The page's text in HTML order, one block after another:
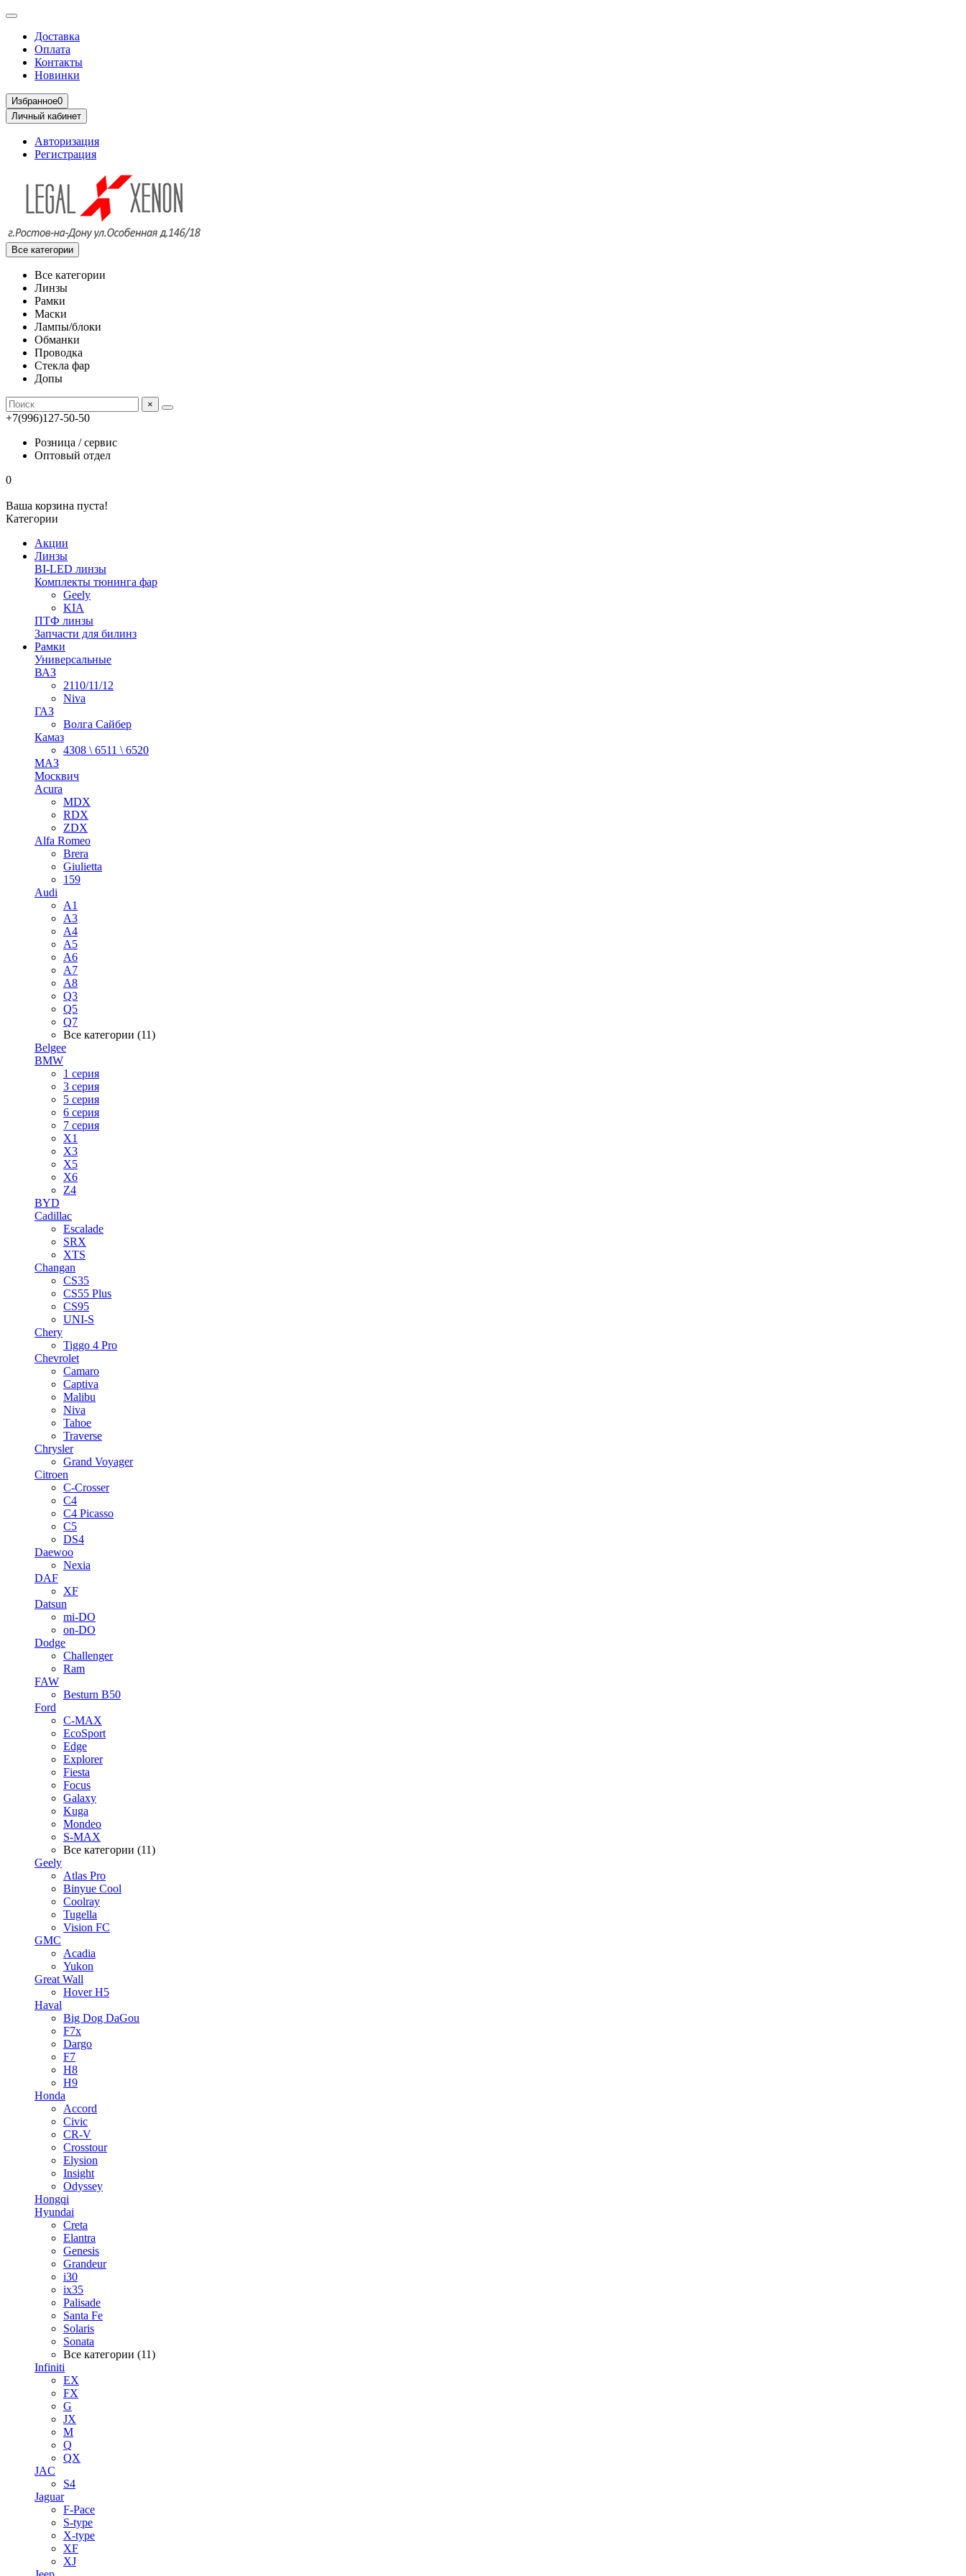
Доставка
Оплата
Контакты
Новинки
Избранное0
Личный кабинет
Авторизация
Регистрация
Все категории
Все категории
Линзы
Рамки
Маски
Лампы/блоки
Обманки
Проводка
Стекла фар
Допы
×
+7(996)127-50-50
Розница / сервис
Оптовый отдел
0
Ваша корзина пуста!
Категории
Акции
Линзы
BI-LED линзы
Комплекты тюнинга фар
Geely
KIA
ПТФ линзы
Запчасти для билинз
Рамки
Универсальные
ВАЗ
2110/11/12
Niva
ГАЗ
Волга Сайбер
Камаз
4308 \ 6511 \ 6520
МАЗ
Москвич
Acura
MDX
RDX
ZDX
Alfa Romeo
Brera
Giulietta
159
Audi
A1
A3
A4
A5
A6
A7
A8
Q3
Q5
Q7
Все категории (11)
Belgee
BMW
1 серия
3 серия
5 серия
6 серия
7 серия
X1
X3
X5
X6
Z4
BYD
Cadillac
Escalade
SRX
XTS
Changan
CS35
CS55 Plus
CS95
UNI-S
Chery
Tiggo 4 Pro
Chevrolet
Camaro
Captiva
Malibu
Niva
Tahoe
Traverse
Chrysler
Grand Voyager
Citroen
C-Crosser
C4
C4 Picasso
C5
DS4
Daewoo
Nexia
DAF
XF
Datsun
mi-DO
on-DO
Dodge
Challenger
Ram
FAW
Besturn B50
Ford
C-MAX
EcoSport
Edge
Explorer
Fiesta
Focus
Galaxy
Kuga
Mondeo
S-MAX
Все категории (11)
Geely
Atlas Pro
Binyue Cool
Coolray
Tugella
Vision FC
GMC
Acadia
Yukon
Great Wall
Hover H5
Haval
Big Dog DaGou
F7x
Dargo
F7
H8
H9
Honda
Accord
Civic
CR-V
Crosstour
Elysion
Insight
Odyssey
Hongqi
Hyundai
Creta
Elantra
Genesis
Grandeur
i30
ix35
Palisade
Santa Fe
Solaris
Sonata
Все категории (11)
Infiniti
EX
FX
G
JX
M
Q
QX
JAC
S4
Jaguar
F-Pace
S-type
X-type
XF
XJ